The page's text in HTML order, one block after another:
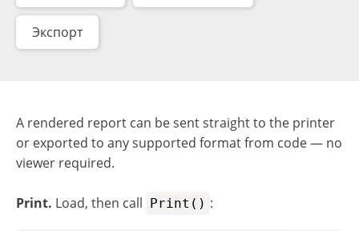
Экспорт
A rendered report can be sent straight to the printer
or exported to any supported format from code — no
viewer required.
Print. Load, then call Print() :